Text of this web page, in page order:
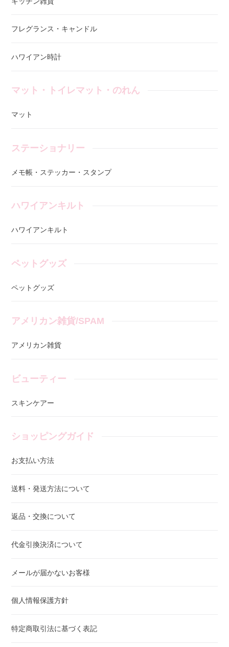
フレグランス・キャンドル
ハワイアン時計
マット・トイレマット・のれん
マット
ステーショナリー
メモ帳・ステッカー・スタンプ
ハワイアンキルト
ハワイアンキルト
ペットグッズ
ペットグッズ
アメリカン雑貨/SPAM
アメリカン雑貨
ビューティー
スキンケアー
ショッピングガイド
お支払い方法
送料・発送方法について
返品・交換について
代金引換決済について
メールが届かないお客様
個人情報保護方針
特定商取引法に基づく表記